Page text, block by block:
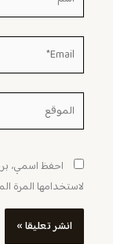
Email*
الموقع
احفظ اسمي،
لاستخدامها المرة